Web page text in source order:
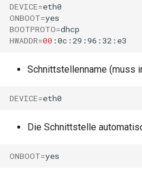
DEVICE=
ONBOOT=
BOOTPROTO=
HWADDR=00
Schnittstellenname (muss
DEVICE=
Die Schnittstelle
ONBOOT=